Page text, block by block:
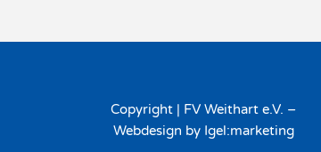
Copyright | FV Weithart e.V. –
Webdesign by Igel:marketing